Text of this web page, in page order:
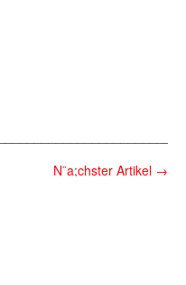
N¨a;chster Artikel →